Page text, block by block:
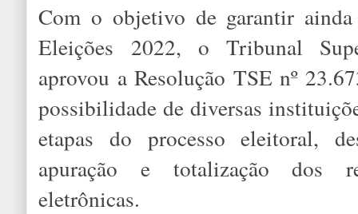
Com o objetivo de garantir ainda
Eleições 2022, o Tribunal
aprovou a Resolução TSE nº
possibilidade de diversas
etapas do processo eleitoral,
apuração e totalização dos
eletrônicas.